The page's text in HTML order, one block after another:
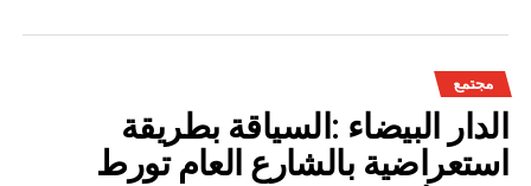
وتعكس هذه المعطيات الأثر الإيجابي على الثروة المائية
الوطنية،والفرشة المئية عموما ووقعها الايجابي على الفلاحة بعد
سنوات الجفاف .
مجتمع
الدار البيضاء :السياقة بطريقة
استعراضية بالشارع العام تورط